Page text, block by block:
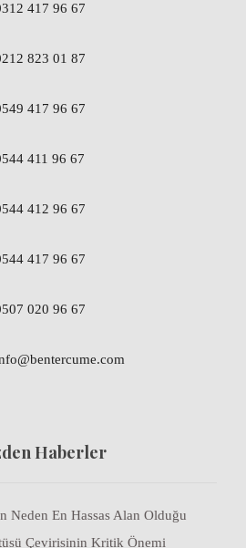
417 96 67
823 01 87
417 96 67
411 96 67
412 96 67
417 96 67
020 96 67
Haberler
Neden En Hassas Alan Olduğu
Çevirisinin Kritik Önemi